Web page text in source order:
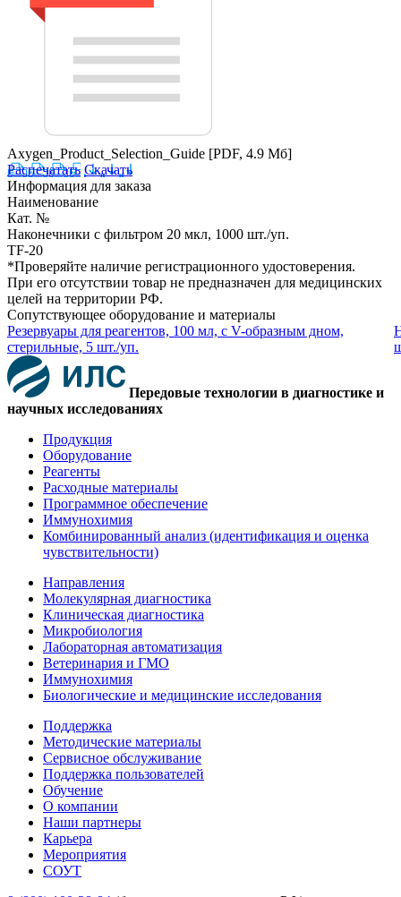
Axygen_Product_Selection_Guide [PDF, 4.9 Мб]
Распечатать Скачать
Информация для заказа
Наименование
Кат. №
Наконечники с фильтром 20 мкл, 1000 шт./уп.
TF-20
*Проверяйте наличие регистрационного удостоверения.
При его отсутствии товар не предназначен для медицинских
целей на территории РФ.
Сопутствующее оборудование и материалы
Резервуары для реагентов, 100 мл, с V-образным дном,
стерильные, 5 шт./уп.
Передовые технологии в диагностике и
научных исследованиях
Продукция
Оборудование
Реагенты
Расходные материалы
Программное обеспечение
Иммунохимия
Комбинированный анализ (идентификация и оценка
чувствительности)
Направления
Молекулярная диагностика
Клиническая диагностика
Микробиология
Лабораторная автоматизация
Ветеринария и ГМО
Иммунохимия
Биологические и медицинские исследования
Поддержка
Методические материалы
Сервисное обслуживание
Поддержка пользователей
Обучение
О компании
Наши партнеры
Карьера
Мероприятия
СОУТ